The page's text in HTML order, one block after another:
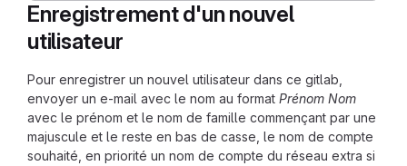
Enregistrement d'un nouvel
utilisateur
Pour enregistrer un nouvel utilisateur dans ce gitlab,
envoyer un e-mail avec le nom au format Prénom Nom
avec le prénom et le nom de famille commençant par une
majuscule et le reste en bas de casse, le nom de compte
souhaité, en priorité un nom de compte du réseau extra si